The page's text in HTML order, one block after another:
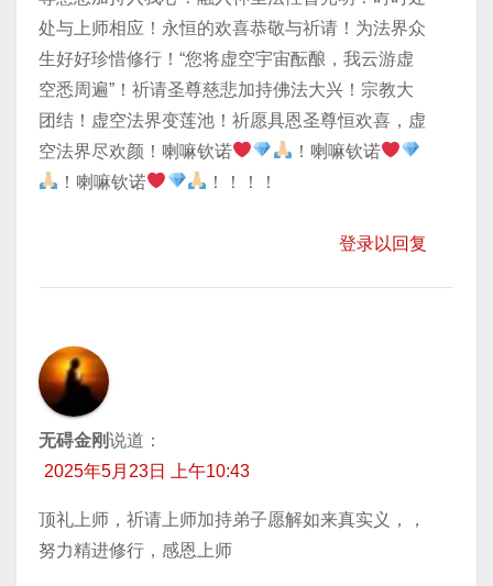
处与上师相应！永恒的欢喜恭敬与祈请！为法界众
生好好珍惜修行！“您将虚空宇宙酝酿，我云游虚
空悉周遍”！祈请圣尊慈悲加持佛法大兴！宗教大
团结！虚空法界变莲池！祈愿具恩圣尊恒欢喜，虚
空法界尽欢颜！喇嘛钦诺
！喇嘛钦诺
！喇嘛钦诺
！！！！
登录以回复
无碍金刚说道：
2025年5月23日 上午10:43
顶礼上师，祈请上师加持弟子愿解如来真实义，，
努力精进修行，感恩上师